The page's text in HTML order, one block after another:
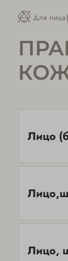
Для лица
Лицо
Лицо,